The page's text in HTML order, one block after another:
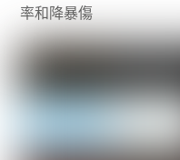
率和降暴傷